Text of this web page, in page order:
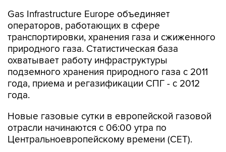
Gas Infrastructure Europe объединяет
операторов, работающих в сфере
транспортировки, хранения газа и сжиженного
природного газа. Статистическая база
охватывает работу инфраструктуры
подземного хранения природного газа с 2011
года, приема и регазификации СПГ - с 2012
года.
Новые газовые сутки в европейской газовой
отрасли начинаются c 06:00 утра по
Центральноевропейскому времени (CET).